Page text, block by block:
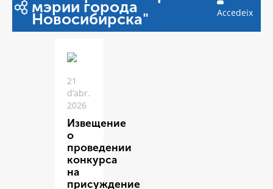
мэрии города
Новосибирска" Accedeix
21
d’abr.
2026
Извещение
о
проведении
конкурса
на
присуждение